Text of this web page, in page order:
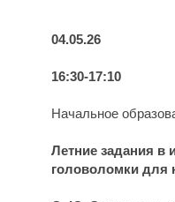
04.05.26
16:30-17:10
Начальное
Летние задания в
головоломки